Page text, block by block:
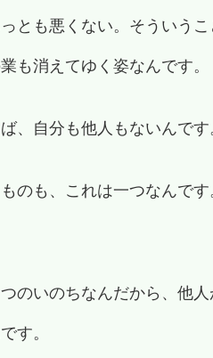
とも悪くない。そういう
も消えてゆく姿なんです。
、自分も他人もないんです
のも、これは一つなんで
のいのちなんだから、他人
す。